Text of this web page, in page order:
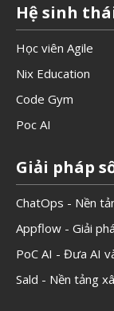
Hệ sinh
Học viên Agile
Nix Education
Code Gym
Poc AI
Giải pháp
ChatOps - Nền
Appflow - Giải
PoC AI - Đưa AI
Sald - Nền tảng